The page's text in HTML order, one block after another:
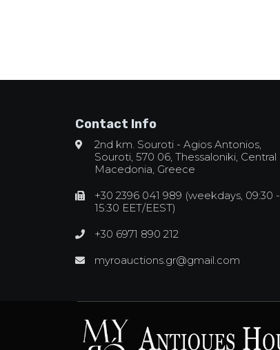
Contact Info
2nd km. Souroti - Agios Antonios,
Souroti, 570 06, Thessaloniki, Central
Macedonia, Greece
+30 2396 041 989 (weekdays, 09:30 -
15:30 EET/EEST)
+30 6971 890 212
myroauctions.gr@gmail.com